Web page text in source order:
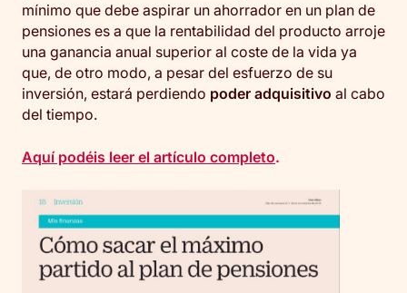
mínimo que debe aspirar un ahorrador en un plan de
pensiones es a que la rentabilidad del producto arroje
una ganancia anual superior al coste de la vida ya
que, de otro modo, a pesar del esfuerzo de su
inversión, estará perdiendo poder adquisitivo al cabo
del tiempo.
Aquí podéis leer el artículo completo.